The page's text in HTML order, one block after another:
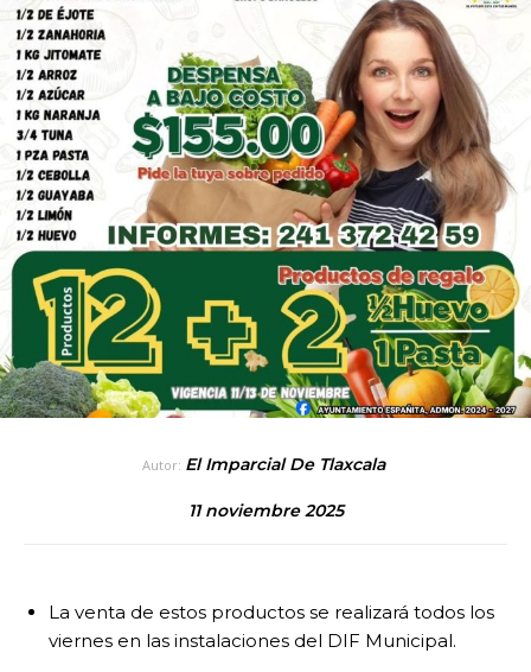
Autor: El Imparcial De Tlaxcala
11 noviembre 2025
La venta de estos productos se realizará todos los
viernes en las instalaciones del DIF Municipal.